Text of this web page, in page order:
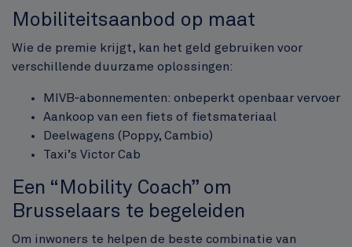
Mobiliteitsaanbod op maat
Wie de premie krijgt, kan het geld gebruiken voor
verschillende duurzame oplossingen:
MIVB‑abonnementen: onbeperkt openbaar vervoer
Aankoop van een fiets of fietsmateriaal
Deelwagens (Poppy, Cambio)
Taxi’s Victor Cab
Een “Mobility Coach” om
Brusselaars te begeleiden
Om inwoners te helpen de beste combinatie van